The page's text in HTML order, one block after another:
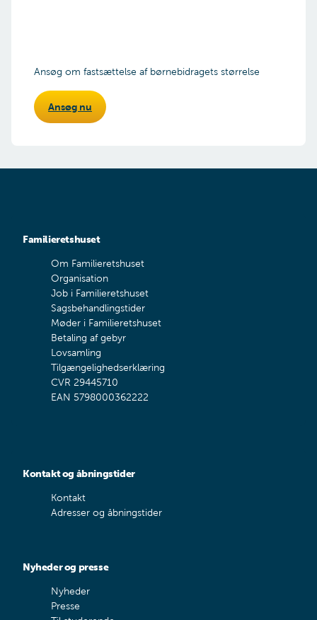
Ansøg om fastsættelse af børnebidragets størrelse
Ansøg nu
Familieretshuset
Om Familieretshuset
Organisation
Job i Familieretshuset
Sagsbehandlingstider
Møder i Familieretshuset
Betaling af gebyr
Lovsamling
Tilgængelighedserklæring
CVR 29445710
EAN 5798000362222
Kontakt og åbningstider
Kontakt
Adresser og åbningstider
Nyheder og presse
Nyheder
Presse